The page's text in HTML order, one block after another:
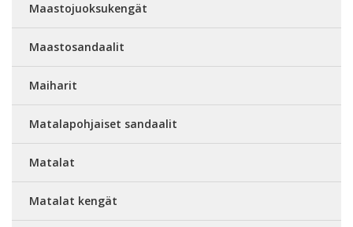
Maastojuoksukengät
Maastosandaalit
Maiharit
Matalapohjaiset sandaalit
Matalat
Matalat kengät